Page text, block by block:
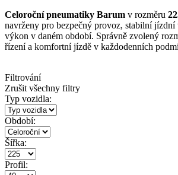
Celoroční pneumatiky Barum v rozměru
navrženy pro bezpečný provoz, stabilní jízdní
výkon v daném období. Správně zvolený
řízení a komfortní jízdě v každodenních
Filtrování
Zrušit všechny filtry
Typ vozidla:
Období:
Šířka:
Profil: